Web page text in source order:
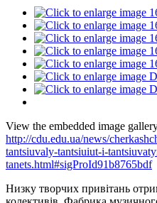
View the embedded image
http://cdu.edu.ua/news/
tantsiuvaly-tantsiuiut-i-
tanets.html#sigProId91b8765bdf
Низку творчих привітань